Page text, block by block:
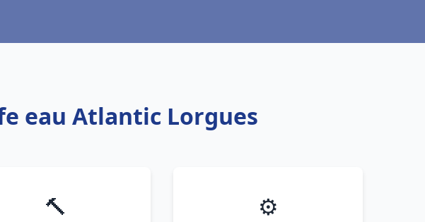
eau Atlantic Lorgues
🔨 ⚙️